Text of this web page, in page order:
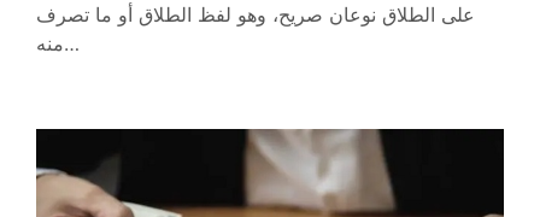
على الطلاق نوعان صريح، وهو لفظ الطلاق أو ما تصرف
منه…